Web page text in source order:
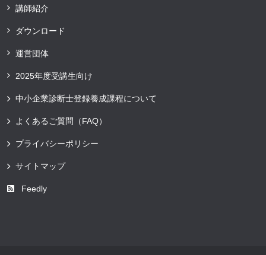
講師紹介
ダウンロード
運営団体
2025年度受講生向け
中小企業診断士登録養成課程について
よくあるご質問（FAQ）
プライバシーポリシー
サイトマップ
Feedly